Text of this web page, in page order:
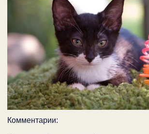
Комментарии: